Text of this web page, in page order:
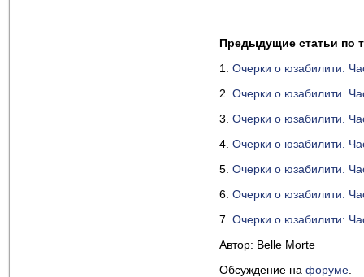
Предыдущие статьи по
1. Очерки о юзабилити.
2. Очерки о юзабилити.
3. Очерки о юзабилити.
4. Очерки о юзабилити.
5. Очерки о юзабилити.
6. Очерки о юзабилити.
7. Очерки о юзабилити:
Автор: Belle Morte
Обсуждение на форуме